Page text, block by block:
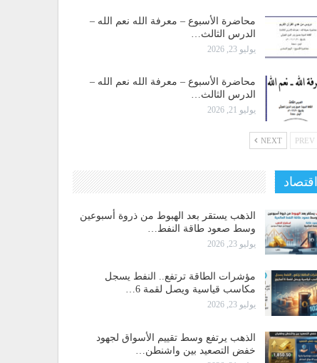
محاضرة الأسبوع – معرفة الله نعم الله –
الدرس الثالث…
يوليو 23, 2026
محاضرة الأسبوع – معرفة الله نعم الله –
الدرس الثالث…
يوليو 21, 2026
NEXT
اقتصاد
الذهب يستقر بعد الهبوط من ذروة أسبوعين
وسط صعود طاقة النفط…
يوليو 23, 2026
مؤشرات الطاقة ترتفع.. النفط يسجل
مكاسب قياسية ويصل لقمة 6…
يوليو 23, 2026
الذهب يرتفع وسط تقييم الأسواق لجهود
خفض التصعيد بين واشنطن…